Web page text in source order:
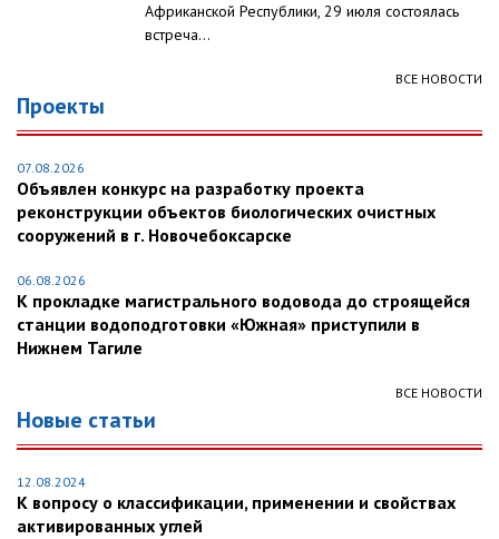
Африканской Республики, 29 июля состоялась
встреча...
ВСЕ НОВОСТИ
Проекты
07.08.2026
Объявлен конкурс на разработку проекта
реконструкции объектов биологических очистных
сооружений в г. Новочебоксарске
06.08.2026
К прокладке магистрального водовода до строящейся
станции водоподготовки «Южная» приступили в
Нижнем Тагиле
ВСЕ НОВОСТИ
Новые статьи
12.08.2024
К вопросу о классификации, применении и свойствах
активированных углей